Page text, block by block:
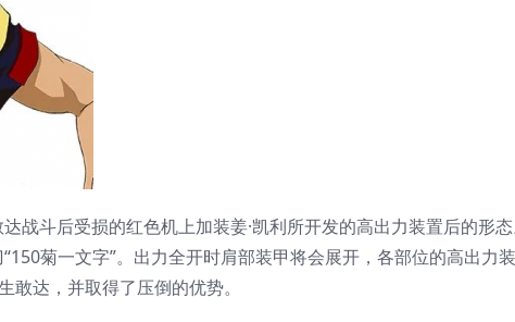
战斗后受损的红色机上加装姜·凯利所开发的高出力装置后的形
菊一文字”。出力全开时肩部装甲将会展开，各部位的高出力
达，并取得了压倒的优势。